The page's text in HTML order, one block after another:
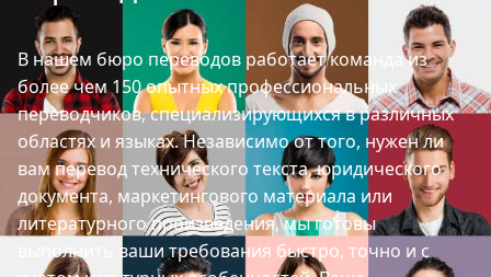
В нашем бюро переводов работает команда из
более чем 150 опытных профессиональных
переводчиков, специализирующихся в различных
областях и языках. Независимо от того, нужен ли
вам перевод технического текста, юридического
документа, маркетингового материала или
литературного произведения, мы готовы
выполнить ваши требования быстро, точно и с